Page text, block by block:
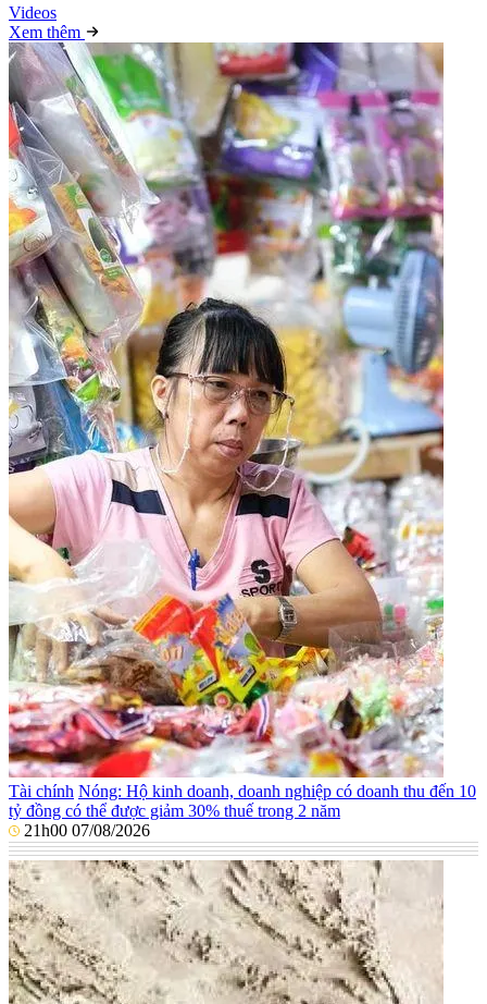
Videos
Xem thêm
Tài chính Nóng: Hộ kinh doanh, doanh nghiệp có doanh thu đến 10
tỷ đồng có thể được giảm 30% thuế trong 2 năm
21h00 07/08/2026